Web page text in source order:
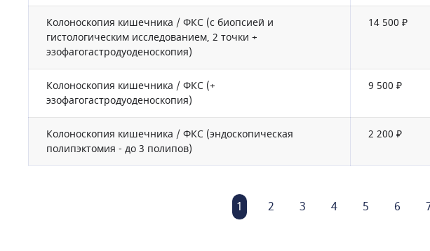
Колоноскопия кишечника / ФКС (с биопсией и
гистологическим исследованием, 2 точки +
эзофагогастродуоденоскопия)
14 500 ₽
Колоноскопия кишечника / ФКС (+
эзофагогастродуоденоскопия)
9 500 ₽
Колоноскопия кишечника / ФКС (эндоскопическая
полипэктомия - до 3 полипов)
2 200 ₽
1 2 3 4 5 6